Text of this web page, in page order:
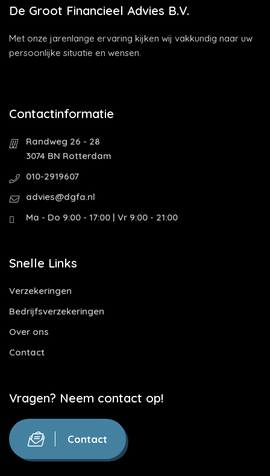
De Groot Financieel Advies B.V.
Met onze jarenlange ervaring kijken wij vakkundig naar uw
persoonlijke situatie en wensen.
Contactinformatie
Randweg 26 - 28
3074 BN Rotterdam
010-2919607
advies@dgfa.nl
Ma - Do 9:00 - 17:00 | Vr 9:00 - 21:00
Snelle Links
Verzekeringen
Bedrijfsverzekeringen
Over ons
Contact
Vragen? Neem contact op!
Contact